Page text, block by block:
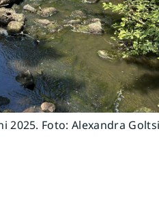
2025. Foto: Alexandra